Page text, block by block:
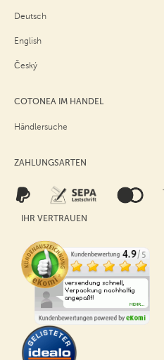
Deutsch
English
Český
COTONEA IM HANDEL
Händlersuche
ZAHLUNGSARTEN
IHR VERTRAUEN